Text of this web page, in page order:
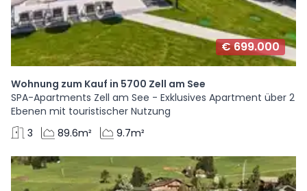
€ 699.000
Wohnung zum Kauf in 5700 Zell am See
SPA-Apartments Zell am See - Exklusives Apartment über 2
Ebenen mit touristischer Nutzung
3
89.6m² 9.7m²